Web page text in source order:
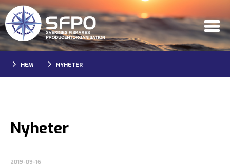
HEM NYHETER
Nyheter
2019-09-16